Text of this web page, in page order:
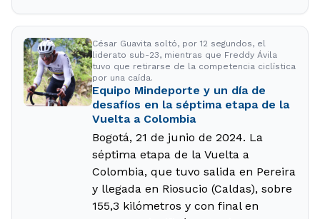
César Guavita soltó, por 12 segundos, el
liderato sub-23, mientras que Freddy Ávila
tuvo que retirarse de la competencia ciclística
por una caída.
Equipo Mindeporte y un día de
desafíos en la séptima etapa de la
Vuelta a Colombia
Bogotá, 21 de junio de 2024. La
séptima etapa de la Vuelta a
Colombia, que tuvo salida en Pereira
y llegada en Riosucio (Caldas), sobre
155,3 kilómetros y con final en